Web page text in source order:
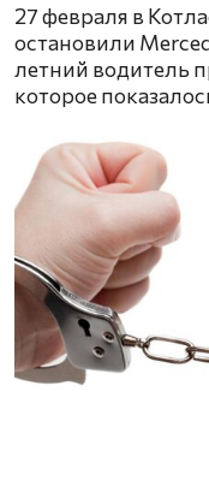
27 февраля в
остановили
летний водитель
которое